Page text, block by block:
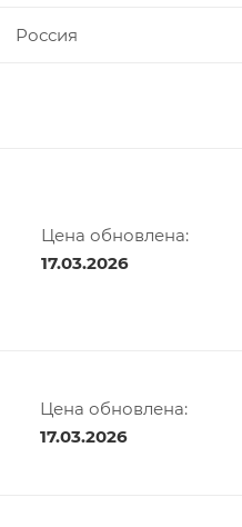
Россия
Цена обновлена:
17.03.2026
Цена обновлена:
17.03.2026